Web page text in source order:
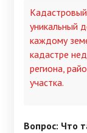
уникальный
каждому
кадастре
региона,
участка.
Вопрос: Что